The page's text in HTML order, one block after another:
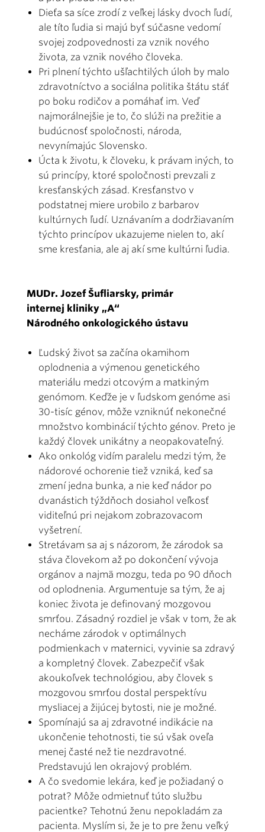
Dieťa sa síce zrodí z veľkej lásky dvoch ľudí,
ale títo ľudia si majú byť súčasne vedomí
svojej zodpovednosti za vznik nového
života, za vznik nového človeka.
Pri plnení týchto ušľachtilých úloh by malo
zdravotníctvo a sociálna politika štátu stáť
po boku rodičov a pomáhať im. Veď
najmorálnejšie je to, čo slúži na prežitie a
budúcnosť spoločnosti, národa,
nevynímajúc Slovensko.
Úcta k životu, k človeku, k právam iných, to
sú princípy, ktoré spoločnosti prevzali z
kresťanských zásad. Kresťanstvo v
podstatnej miere urobilo z barbarov
kultúrnych ľudí. Uznávaním a dodržiavaním
týchto princípov ukazujeme nielen to, akí
sme kresťania, ale aj akí sme kultúrni ľudia.
MUDr. Jozef Šufliarsky, primár
internej kliniky „A“
Národného onkologického ústavu
Ľudský život sa začína okamihom
oplodnenia a výmenou genetického
materiálu medzi otcovým a matkiným
genómom. Keďže je v ľudskom genóme asi
30-tisíc génov, môže vzniknúť nekonečné
množstvo kombinácií týchto génov. Preto je
každý človek unikátny a neopakovateľný.
Ako onkológ vidím paralelu medzi tým, že
nádorové ochorenie tiež vzniká, keď sa
zmení jedna bunka, a nie keď nádor po
dvanástich týždňoch dosiahol veľkosť
viditeľnú pri nejakom zobrazovacom
vyšetrení.
Stretávam sa aj s názorom, že zárodok sa
stáva človekom až po dokončení vývoja
orgánov a najmä mozgu, teda po 90 dňoch
od oplodnenia. Argumentuje sa tým, že aj
koniec života je definovaný mozgovou
smrťou. Zásadný rozdiel je však v tom, že ak
necháme zárodok v optimálnych
podmienkach v maternici, vyvinie sa zdravý
a kompletný človek. Zabezpečiť však
akoukoľvek technológiou, aby človek s
mozgovou smrťou dostal perspektívu
mysliacej a žijúcej bytosti, nie je možné.
Spomínajú sa aj zdravotné indikácie na
ukončenie tehotnosti, tie sú však oveľa
menej časté než tie nezdravotné.
Predstavujú len okrajový problém.
A čo svedomie lekára, keď je požiadaný o
potrat? Môže odmietnuť túto službu
pacientke? Tehotnú ženu nepokladám za
pacienta. Myslím si, že je to pre ženu veľký